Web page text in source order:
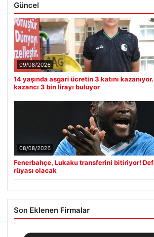
Güncel
09/08/2026
14 yaşında asgari ücretin 3 katını
kazancı 3 bin lirayı buluyor
08/08/2026
Fenerbahçe, Lukaku transferini bitiriyor!
rüyası olacak
Son Eklenen Firmalar